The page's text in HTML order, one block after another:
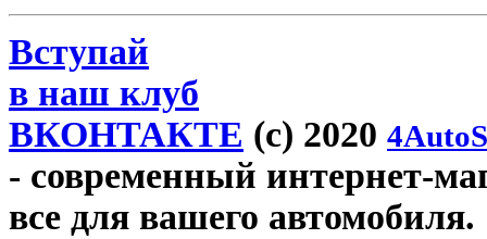
Вступай
в наш клуб
ВКОНТАКТЕ (c) 2020
- современный интернет-
все для вашего автомобиля.